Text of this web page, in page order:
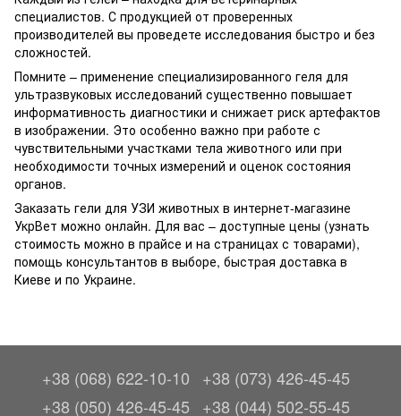
специалистов. С продукцией от проверенных
производителей вы проведете исследования быстро и без
сложностей.
Помните – применение специализированного геля для
ультразвуковых исследований существенно повышает
информативность диагностики и снижает риск артефактов
в изображении. Это особенно важно при работе с
чувствительными участками тела животного или при
необходимости точных измерений и оценок состояния
органов.
Заказать гели для УЗИ животных в интернет-магазине
УкрВет можно онлайн. Для вас – доступные цены (узнать
стоимость можно в прайсе и на страницах с товарами),
помощь консультантов в выборе, быстрая доставка в
Киеве и по Украине.
+38 (068) 622-10-10
+38 (073) 426-45-45
+38 (050) 426-45-45
+38 (044) 502-55-45